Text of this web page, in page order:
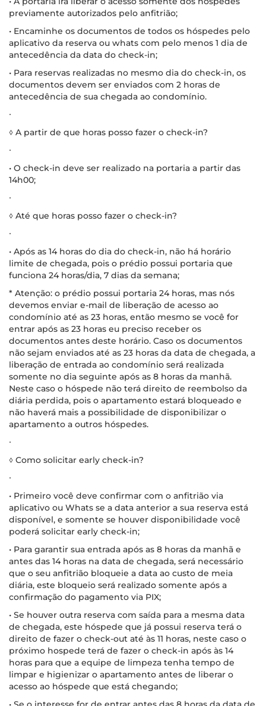
previamente autorizados pelo anfitrião;
• Encaminhe os documentos de todos os hóspedes pelo
aplicativo da reserva ou whats com pelo menos 1 dia de
antecedência da data do check-in;
• Para reservas realizadas no mesmo dia do check-in, os
documentos devem ser enviados com 2 horas de
antecedência de sua chegada ao condomínio.
∙
◊ A partir de que horas posso fazer o check-in?
∙
• O check-in deve ser realizado na portaria a partir das
14h00;
∙
◊ Até que horas posso fazer o check-in?
∙
• Após as 14 horas do dia do check-in, não há horário
limite de chegada, pois o prédio possui portaria que
funciona 24 horas/dia, 7 dias da semana;
* Atenção: o prédio possui portaria 24 horas, mas nós
devemos enviar e-mail de liberação de acesso ao
condomínio até as 23 horas, então mesmo se você for
entrar após as 23 horas eu preciso receber os
documentos antes deste horário. Caso os documentos
não sejam enviados até as 23 horas da data de chegada, a
liberação de entrada ao condomínio será realizada
somente no dia seguinte após as 8 horas da manhã.
Neste caso o hóspede não terá direito de reembolso da
diária perdida, pois o apartamento estará bloqueado e
não haverá mais a possibilidade de disponibilizar o
apartamento a outros hóspedes.
∙
◊ Como solicitar early check-in?
∙
• Primeiro você deve confirmar com o anfitrião via
aplicativo ou Whats se a data anterior a sua reserva está
disponível, e somente se houver disponibilidade você
poderá solicitar early check-in;
• Para garantir sua entrada após as 8 horas da manhã e
antes das 14 horas na data de chegada, será necessário
que o seu anfitrião bloqueie a data ao custo de meia
diária, este bloqueio será realizado somente após a
confirmação do pagamento via PIX;
• Se houver outra reserva com saída para a mesma data
de chegada, este hóspede que já possui reserva terá o
direito de fazer o check-out até às 11 horas, neste caso o
próximo hospede terá de fazer o check-in após às 14
horas para que a equipe de limpeza tenha tempo de
limpar e higienizar o apartamento antes de liberar o
acesso ao hóspede que está chegando;